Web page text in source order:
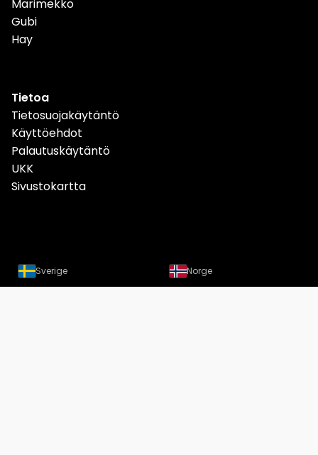
Marimekko
Gubi
Hay
Tietoa
Tietosuojakäytäntö
Käyttöehdot
Palautuskäytäntö
UKK
Sivustokartta
Sverige Norge